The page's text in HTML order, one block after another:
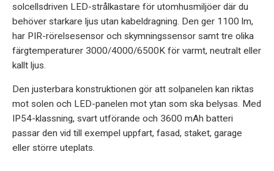
solcellsdriven LED-strålkastare för utomhusmiljöer där du
behöver starkare ljus utan kabeldragning. Den ger 1100 lm,
har PIR-rörelsesensor och skymningssensor samt tre olika
färgtemperaturer 3000/4000/6500K för varmt, neutralt eller
kallt ljus.
Den justerbara konstruktionen gör att solpanelen kan riktas
mot solen och LED-panelen mot ytan som ska belysas. Med
IP54-klassning, svart utförande och 3600 mAh batteri
passar den vid till exempel uppfart, fasad, staket, garage
eller större uteplats.